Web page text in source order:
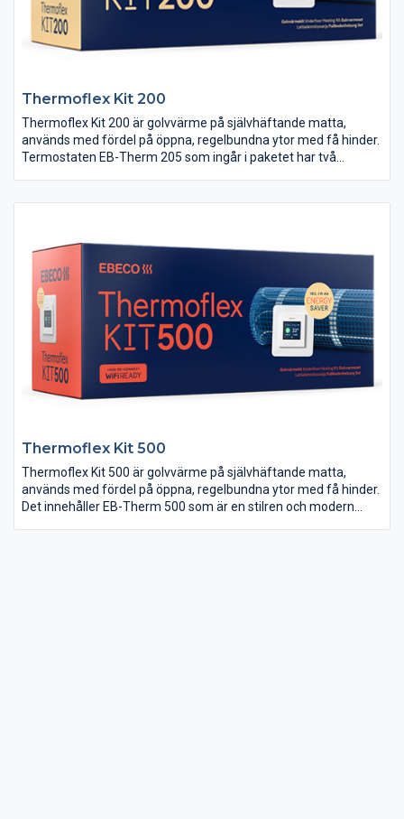
Thermoflex Kit 200
Thermoflex Kit 200 är golvvärme på självhäftande matta,
används med fördel på öppna, regelbundna ytor med få hinder.
Termostaten EB-Therm 205 som ingår i paketet har två
Thermoflex Kit 500
Thermoflex Kit 500 är golvvärme på självhäftande matta,
används med fördel på öppna, regelbundna ytor med få hinder.
Det innehåller EB-Therm 500 som är en stilren och modern